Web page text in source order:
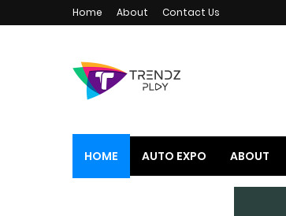
Home About Contact Us
HOME AUTO EXPO ABOUT